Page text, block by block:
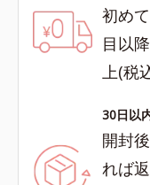
初め
目以
上(税
30日以
開封
れば